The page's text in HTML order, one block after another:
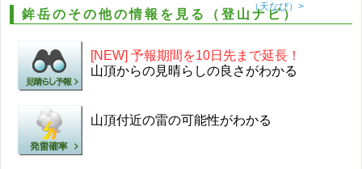
（天なび）>
鉾岳のその他の情報を見る（登山ナビ）
[NEW] 予報期間を10日先まで延長！
山頂からの見晴らしの良さがわかる
山頂付近の雷の可能性がわかる